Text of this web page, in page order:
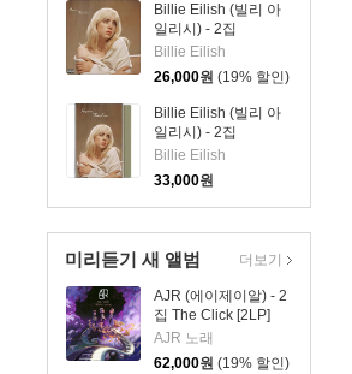
Billie Eilish (빌리 아
일리시) - 2집
Happier Than Ever
Billie Eilish
26,000원 (19% 할인)
Billie Eilish (빌리 아
일리시) - 2집
Happier Than Ever
[카세트테이프]
Billie Eilish
33,000원
미리듣기 새 앨범
AJR (에이제이알) - 2
집 The Click [2LP]
AJR 노래
62,000원 (19% 할인)
더보기